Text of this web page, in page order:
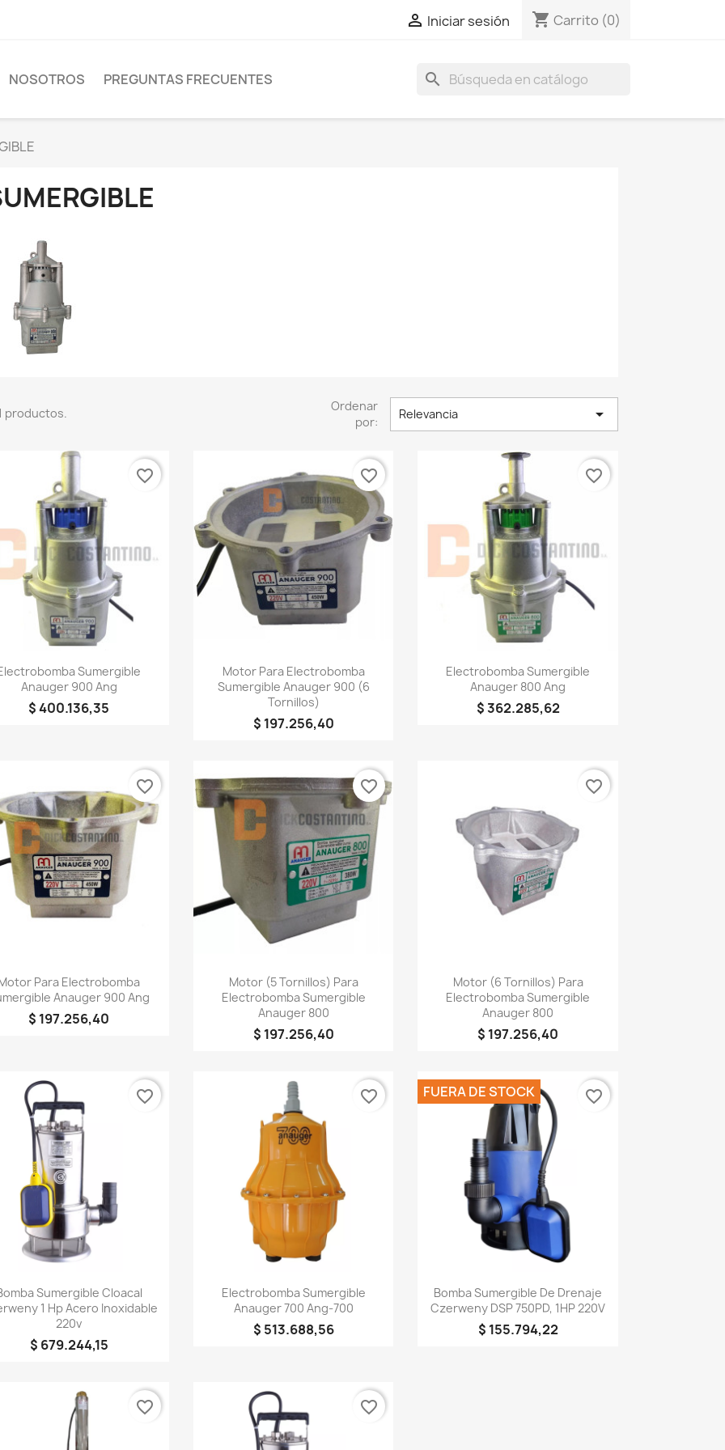
 Iniciar sesión shopping_cart Carrito (0)
NOSOTROS PREGUNTAS FRECUENTES search
productos.
Ordenar
por:
Relevancia 
Vista rápida
Sumergible
Anauger 900 Ang
$ 400.136,35
favorite_border
Vista rápida
Motor Para Electrobomba
Sumergible Anauger 900 (6
Tornillos)
$ 197.256,40
favorite_border
Vista rápida
Electrobomba Sumergible
Anauger 800 Ang
$ 362.285,62
favorite_border
Vista rápida
Para Electrobomba
Anauger 900 Ang
$ 197.256,40
favorite_border
 Vista rápida
Motor (5 Tornillos) Para
Electrobomba Sumergible
Anauger 800
$ 197.256,40
favorite_border
 Vista rápida
Motor (6 Tornillos) Para
Electrobomba Sumergible
Anauger 800
$ 197.256,40
favorite_border
Vista rápida
Sumergible Cloacal
1 Hp Acero Inoxidable
220v
$ 679.244,15
favorite_border
Vista rápida
Electrobomba Sumergible
Anauger 700 Ang-700
$ 513.688,56
favorite_border
Vista rápida
Bomba Sumergible De Drenaje
Czerweny DSP 750PD, 1HP 220V
$ 155.794,22
FUERA DE STOCK favorite_border
favorite_border favorite_border
lista de deseos
de la lista de deseos
Cancelar Crear lista de deseos